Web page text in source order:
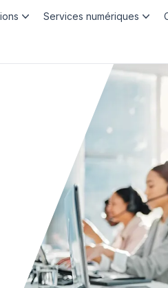
Services numériques